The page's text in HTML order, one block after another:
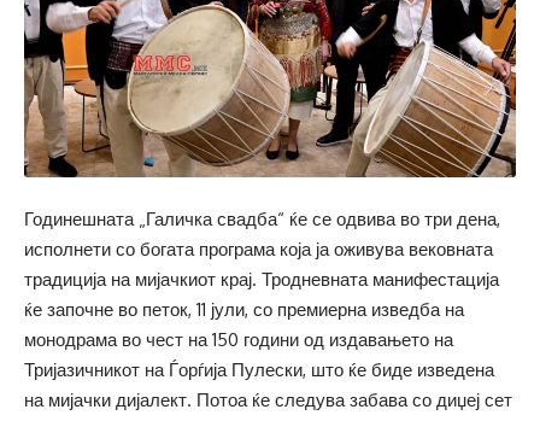
Годинешната „Галичка свадба“ ќе се одвива во три дена,
исполнети со богата програма која ја оживува вековната
традиција на мијачкиот крај. Тродневната манифестација
ќе започне во петок, 11 јули, со премиерна изведба на
монодрама во чест на 150 години од издавањето на
Тријазичникот на Ѓорѓија Пулески, што ќе биде изведена
на мијачки дијалект. Потоа ќе следува забава со диџеј сет